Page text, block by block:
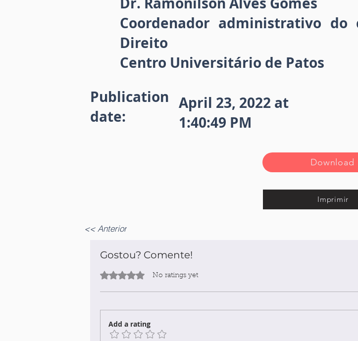
Coordenador administrativo do
Direito
Centro Universitário de Patos
Publication
date:
April 23, 2022 at
1:40:49 PM
Download
Imprimir
<< Anterior
Gostou? Comente!
Rated 0 out of 5 stars. No ratings yet
Add a rating